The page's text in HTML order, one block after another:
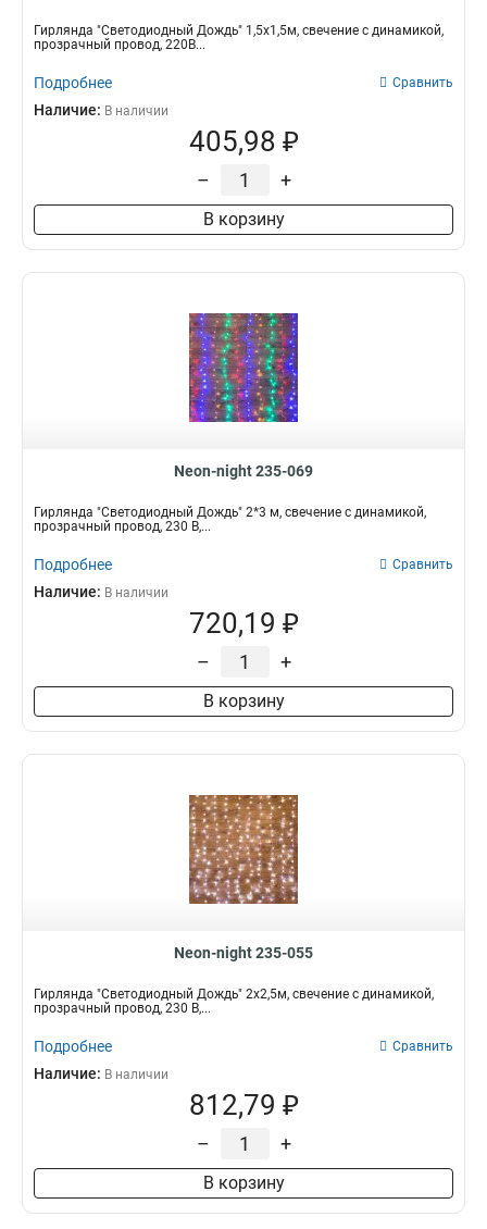
Гирлянда "Светодиодный Дождь" 1,5х1,5м, свечение с динамикой,
прозрачный провод, 220В...
Подробнее Сравнить
Наличие: В наличии
405,98 ₽
– +
В корзину
Neon-night 235-069
Гирлянда "Светодиодный Дождь" 2*3 м, свечение с динамикой,
прозрачный провод, 230 В,...
Подробнее Сравнить
Наличие: В наличии
720,19 ₽
– +
В корзину
Neon-night 235-055
Гирлянда "Светодиодный Дождь" 2x2,5м, свечение с динамикой,
прозрачный провод, 230 В,...
Подробнее Сравнить
Наличие: В наличии
812,79 ₽
– +
В корзину